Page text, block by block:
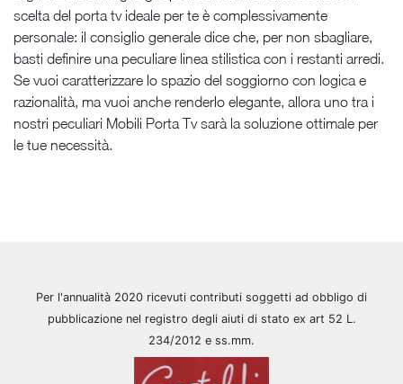
scelta del porta tv ideale per te è complessivamente
personale: il consiglio generale dice che, per non sbagliare,
basti definire una peculiare linea stilistica con i restanti arredi.
Se vuoi caratterizzare lo spazio del soggiorno con logica e
razionalità, ma vuoi anche renderlo elegante, allora uno tra i
nostri peculiari Mobili Porta Tv sarà la soluzione ottimale per
le tue necessità.
Per l'annualità 2020 ricevuti contributi soggetti ad obbligo di
pubblicazione nel registro degli aiuti di stato ex art 52 L.
234/2012 e ss.mm.